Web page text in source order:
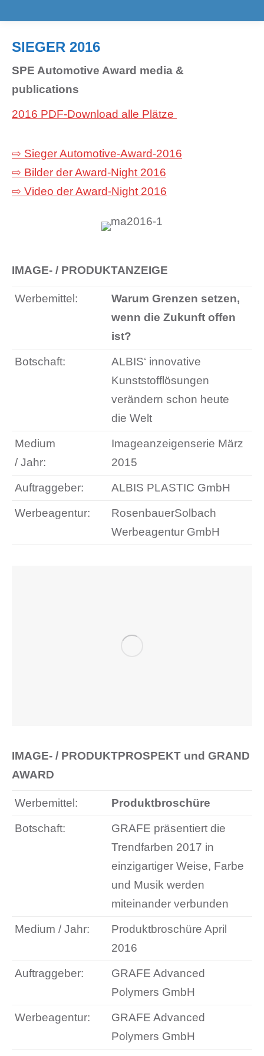
SIEGER 2016
SPE Automotive Award media &
publications
2016 PDF-Download alle Plätze
⇨ Sieger Automotive-Award-2016
⇨ Bilder der Award-Night 2016
⇨ Video der Award-Night 2016
IMAGE- / PRODUKTANZEIGE
Werbemittel:
Warum Grenzen setzen,
wenn die Zukunft offen
ist?
Botschaft:
ALBIS‘ innovative
Kunststofflösungen
verändern schon heute
die Welt
Medium
/ Jahr:
Imageanzeigenserie März
2015
Auftraggeber: ALBIS PLASTIC GmbH
Werbeagentur:
RosenbauerSolbach
Werbeagentur GmbH
IMAGE- / PRODUKTPROSPEKT und GRAND
AWARD
Werbemittel: Produktbroschüre
Botschaft:
GRAFE präsentiert die
Trendfarben 2017 in
einzigartiger Weise, Farbe
und Musik werden
miteinander verbunden
Medium / Jahr:
Produktbroschüre April
2016
Auftraggeber:
GRAFE Advanced
Polymers GmbH
Werbeagentur:
GRAFE Advanced
Polymers GmbH